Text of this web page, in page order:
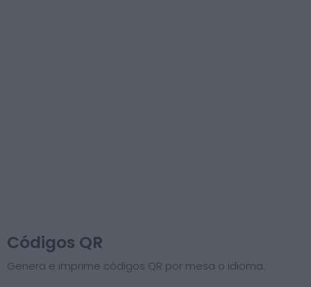
Códigos QR
Genera e imprime códigos QR por mesa o idioma.